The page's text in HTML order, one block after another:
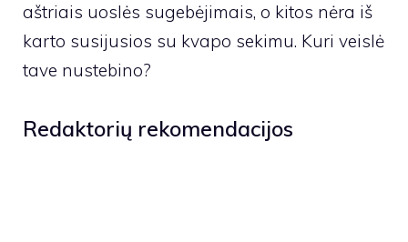
aštriais uoslės sugebėjimais, o kitos nėra iš
karto susijusios su kvapo sekimu. Kuri veislė
tave nustebino?
Redaktorių rekomendacijos